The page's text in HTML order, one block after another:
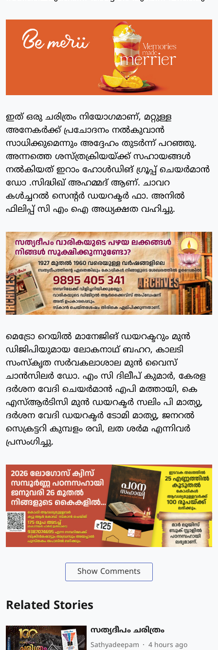
ഇത് ഒരു ചരിത്രം നിയോഗമാണ്, മറ്റുള്ള
അനേകർക്ക് പ്രചോദനം നൽകുവാൻ
സാധിക്കുമെന്നും അദ്ദേഹം തുടർന്ന് പറഞ്ഞു.
അന്നത്തെ ശസ്ത്രക്രിയയ്ക്ക് സഹായങ്ങൾ
നൽകിയത് ഇറാം ഹോൾഡിങ് ഗ്രൂപ്പ് ചെയർമാൻ
ഡോ .സിദ്ധിഖ് അഹമ്മദ് ആണ്. ചാവറ
കൾച്ചറൽ സെന്റർ ഡയറക്ടർ ഫാ. അനിൽ
ഫിലിപ്പ് സി എം ഐ അധ്യക്ഷത വഹിച്ചു.
മെട്രോ റെയിൽ മാനേജിങ് ഡയറക്ടറും മുൻ
ഡിജിപിയുമായ ലോകനാഥ് ബഹറ, കാലടി
സംസ്കൃത സർവകലാശാല മുൻ വൈസ്
ചാൻസിലർ ഡോ. എം സി ദിലീപ് കുമാർ, കേരള
ദർശന വേദി ചെയർമാൻ എപി മത്തായി, കെ
എസ്ആർടിസി മുൻ ഡയറക്ടർ സലിം പി മാത്യു,
ദർശന വേദി ഡയറക്ടർ ടോമി മാത്യു, ജനറൽ
സെക്രട്ടറി കുമ്പളം രവി, ലത ശർമ എന്നിവർ
പ്രസംഗിച്ചു.
Show Comments
Related Stories
സത്യദീപം ചരിത്രം
Sathyadeepam 4 hours ago